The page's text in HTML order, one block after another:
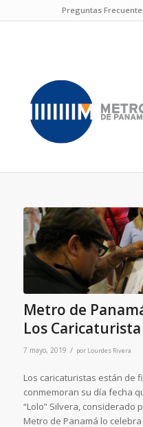
Preguntas
Metro de
Los Caricaturista
7 mayo, 2019 / por Lourdes Rivera
Los caricaturistas están de
conmemoran su día fecha
“Lolo” Silvera, considerado
Metro de Panamá lo